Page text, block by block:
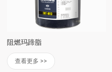
阻燃玛蹄脂
查看更多 >>